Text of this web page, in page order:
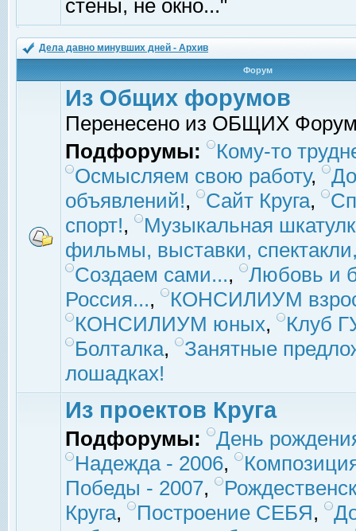
стены, не окно..."
Дела давно минувших дней - Архив
Форум
Из Общих форумов
Перенесено из ОБЩИХ
Подфорумы:
Кому-то
Осмысляем свою работу,
объявлений!, Сайт Круга,
спорт!,
Музыкальная
фильмы, выставки,
Создаем сами...,
Любовь и
Россия...,
КОНСИЛИУМ
КОНСИЛИУМ юных,
Клуб
Болталка,
Занятные
лошадках!
Из проектов Круга
Подфорумы:
День
Надежда - 2006,
Победы - 2007,
Круга, Построение СЕБЯ,